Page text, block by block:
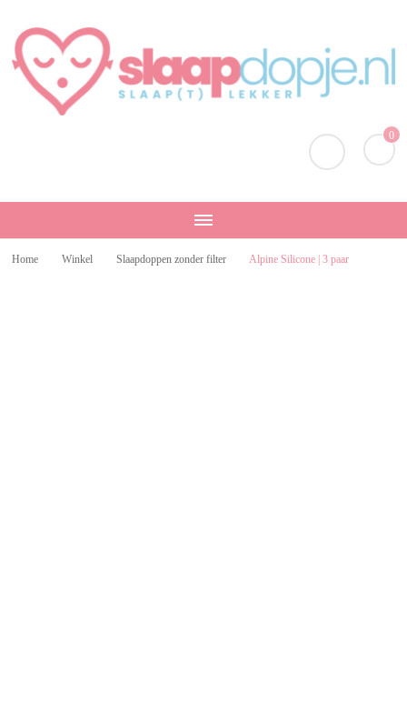
0
Home Winkel Slaapdoppen zonder filter Alpine Silicone | 3 paar